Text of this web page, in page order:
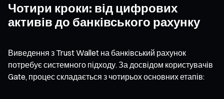
Чотири кроки: від цифрових
активів до банківського рахунку
Виведення з Trust Wallet на банківський рахунок
потребує системного підходу. За досвідом користувачів
Gate, процес складається з чотирьох основних етапів: